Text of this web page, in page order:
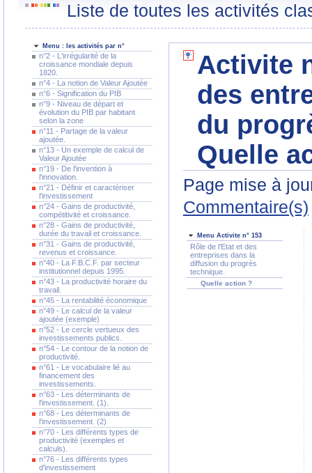
Liste de toutes les activités
Menu : les activités par n°
n°2 - L'irrégularité de la
croissance mondiale depuis
1820.
n°4 - La notion de Valeur Ajoutée
n°6 - Signification du PIB
n°9 - Niveau de départ et
évolution du PIB par habitant
selon la zone
n°11 - Partage de la valeur
ajoutée.
n°13 - Un exemple de calcul de
Valeur Ajoutée
n°19 - De l'invention à
l'innovation.
n°21 - Définir et caractériser
l'investissement
n°24 - Gains de productivité,
compétitivité et croissance.
n°28 - Gains de productivité,
durée du travail et croissance.
n°31 - Gains de productivité,
revenus et croissance.
n°40 - La F.B.C.F. par secteur
institutionnel depuis 1995.
n°43 - La productivité horaire du
travail.
n°45 - La rentabilité économique
n°49 - Le calcul de la valeur
ajoutée (exemple)
n°52 - Le cercle vertueux des
investissements publics.
n°54 - Le contour de la notion de
productivité.
n°61 - Le vocabulaire lié au
financement des
investissements.
n°63 - Les déterminants de
l'investissement. (1).
n°68 - Les déterminants de
l'investissement. (2)
n°70 - Les différents types de
productivité (exemples et
calculs).
n°76 - Les différents types
d'investissement
Activite
des
du
Quelle
Page mise à
Commentaire(s)
Menu Activite n° 153
Rôle de l'Etat et des
entreprises dans la
diffusion du progrès
technique.
Quelle action ?